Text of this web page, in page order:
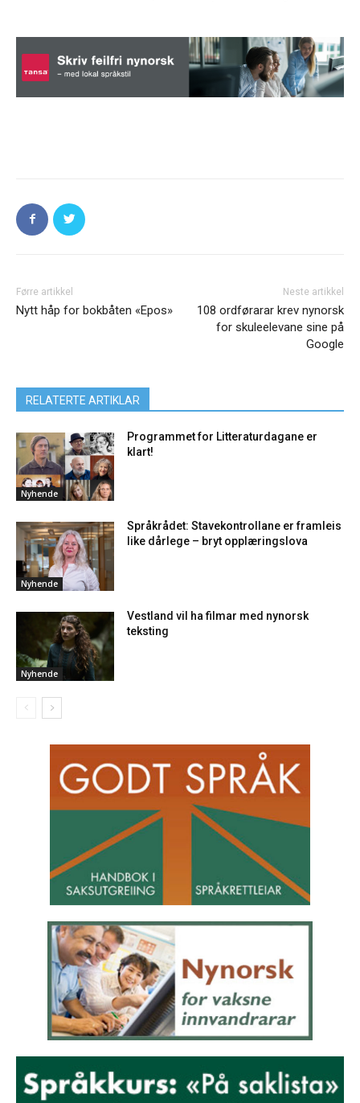
Førre artikkel
Nytt håp for bokbåten «Epos»
Neste artikkel
108 ordførarar krev nynorsk
for skuleelevane sine på
Google
RELATERTE ARTIKLAR
Nyhende
Programmet for Litteraturdagane er
klart!
Nyhende
Språkrådet: Stavekontrollane er framleis
like dårlege – bryt opplæringslova
Nyhende
Vestland vil ha filmar med nynorsk
teksting